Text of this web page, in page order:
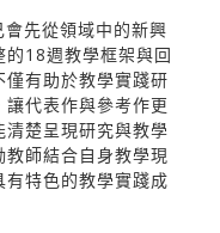
先從領域中的新興
18週教學框架與回
有助於教學實踐研
代表作與參考作更
楚呈現研究與教學
師結合自身教學現
特色的教學實踐成